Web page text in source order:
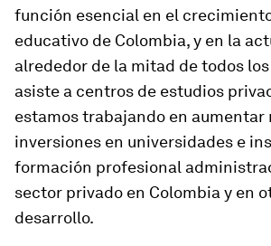
función esencial en el
educativo de Colombia, y en la
alrededor de la mitad de todos
asiste a centros de estudios
estamos trabajando en aumentar
inversiones en universidades e
formación profesional
sector privado en Colombia y en
desarrollo.